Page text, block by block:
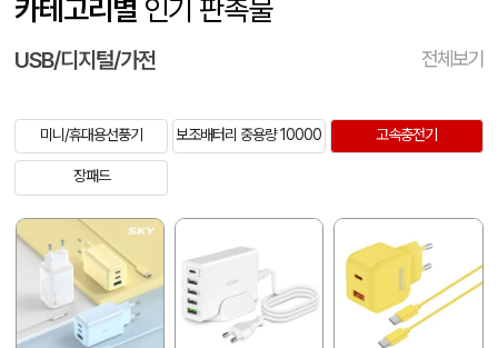
카테고리별 인기 판촉물
USB/디지털/가전 전체보기
미니/휴대용선풍기 보조배터리 중용량 10000 고속충전기
장패드